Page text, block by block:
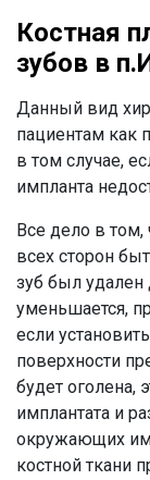
Костная
зубов в
Данный вид
пациентам как
в том случае,
импланта
Все дело в том,
всех сторон
зуб был удален
уменьшается,
если
поверхности
будет оголена,
имплантата и
окружающих
костной ткани